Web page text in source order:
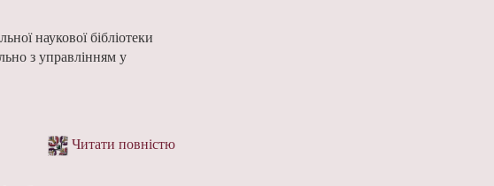
наукової бібліотеки
з управлінням у
Читати повністю